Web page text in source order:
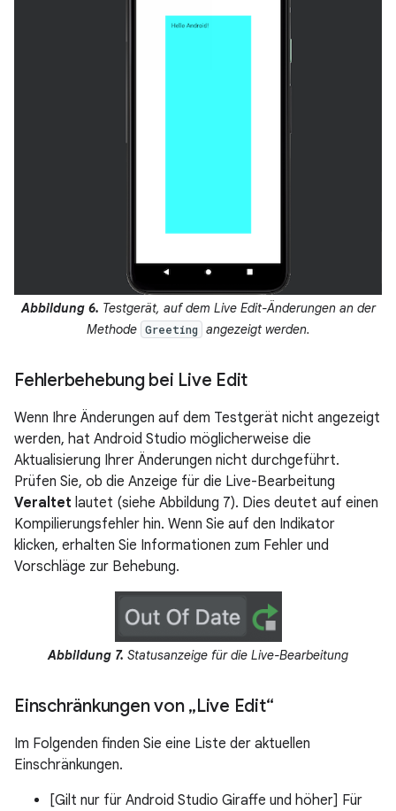
Abbildung 6. Testgerät, auf dem Live Edit-Änderungen an der
Methode Greeting angezeigt werden.
Fehlerbehebung bei Live Edit
Wenn Ihre Änderungen auf dem Testgerät nicht angezeigt
werden, hat Android Studio möglicherweise die
Aktualisierung Ihrer Änderungen nicht durchgeführt.
Prüfen Sie, ob die Anzeige für die Live-Bearbeitung
Veraltet lautet (siehe Abbildung 7). Dies deutet auf einen
Kompilierungsfehler hin. Wenn Sie auf den Indikator
klicken, erhalten Sie Informationen zum Fehler und
Vorschläge zur Behebung.
Abbildung 7. Statusanzeige für die Live-Bearbeitung
Einschränkungen von „Live Edit“
Im Folgenden finden Sie eine Liste der aktuellen
Einschränkungen.
[Gilt nur für Android Studio Giraffe und höher] Für